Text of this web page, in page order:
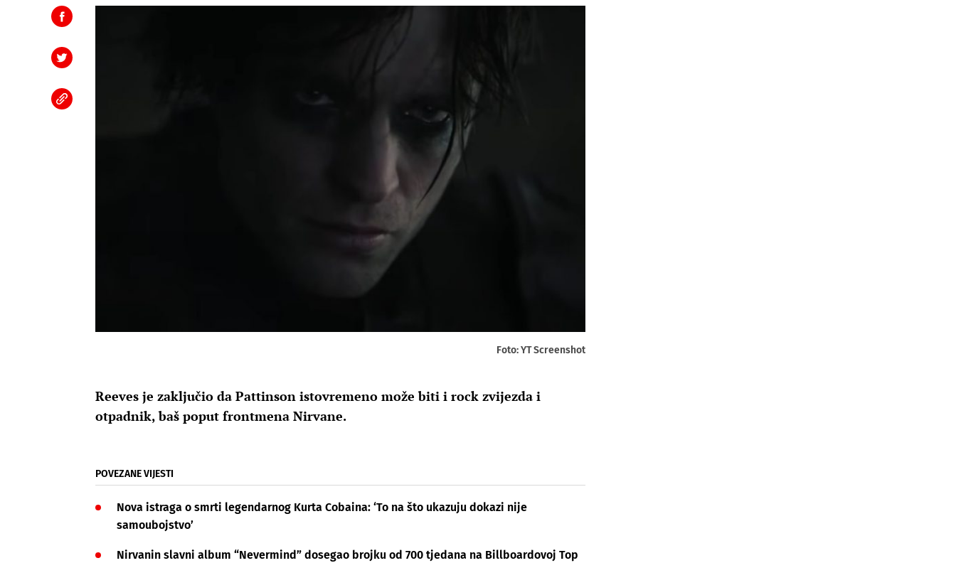
Foto: YT Screenshot
Reeves je zaključio da Pattinson istovremeno može biti i rock zvijezda i
otpadnik, baš poput frontmena Nirvane.
POVEZANE VIJESTI
Nova istraga o smrti legendarnog Kurta Cobaina: ‘To na što ukazuju dokazi nije
samoubojstvo’
Nirvanin slavni album “Nevermind” dosegao brojku od 700 tjedana na Billboardovoj Top